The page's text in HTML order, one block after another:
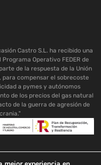
Castro S.L. ha recibido una
Operativo FEDER de
de la respuesta de la Unión
para compensar el sobrecoste
a pymes y autónomos
de los precios del gas natural
de la guerra de agresión de